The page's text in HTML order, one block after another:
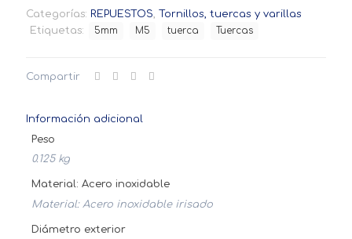
10und
cantidad
Categorías: REPUESTOS,
Tornillos, tuercas y varillas
Etiquetas:
5mm M5 tuerca Tuercas
Compartir
Información adicional
Peso
0.125 kg
Material: Acero inoxidable
Material: Acero inoxidable irisado
Diámetro exterior